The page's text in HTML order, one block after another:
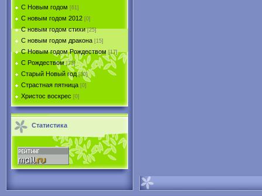
С Новым годом [61]
С новым годом 2012 [0]
С новым годом стихи [25]
С новым годом дракона [15]
C Новым годом Рождеством [17]
С Рождеством [73]
Старый Новый год [30]
Страстная пятница [0]
Христоc воскрес [0]
Статистика